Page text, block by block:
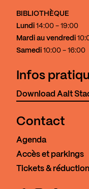
BIBLIOTHÈQUE
Lundi 14:00 - 19:00
Mardi au vendredi
Samedi 10:00 - 16:00
Infos
Download Aalt
Contact
Agenda
Accès et parkings
Tickets &